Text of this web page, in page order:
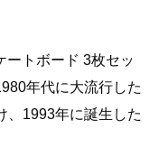
ートボード 3枚セッ
年代に大流行した
、1993年に誕生した